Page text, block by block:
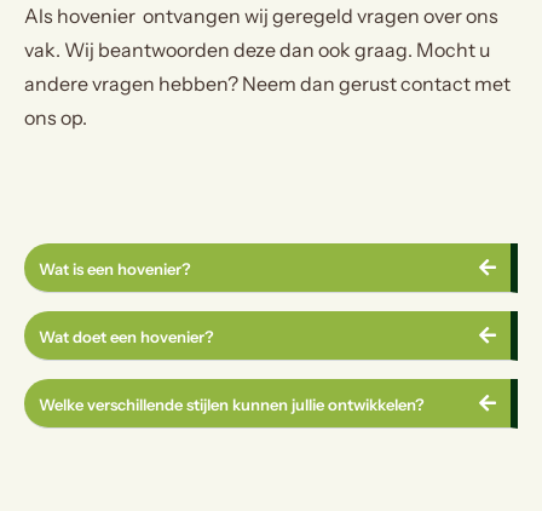
Wat is een hovenier?
Wat doet een hovenier?
Welke verschillende stijlen kunnen jullie ontwikkelen?
Als hovenier ontvangen wij geregeld vragen over ons
vak. Wij beantwoorden deze dan ook graag. Mocht u
andere vragen hebben? Neem dan gerust contact met
ons op.